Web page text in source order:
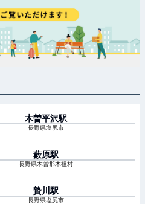
木曽平沢駅
長野県塩尻市
藪原駅
長野県木曽郡木祖村
贄川 駅
長野県塩尻市